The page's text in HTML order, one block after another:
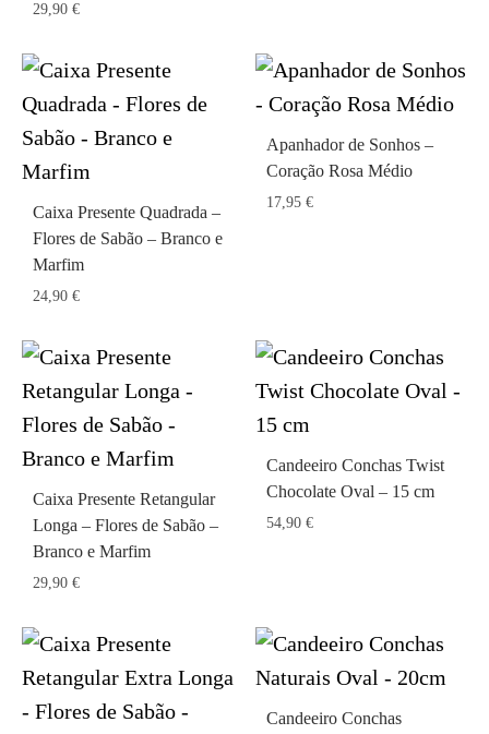
29,90 €
Caixa Presente Quadrada –
Flores de Sabão – Branco e
Marfim
24,90 €
Apanhador de Sonhos –
Coração Rosa Médio
17,95 €
Caixa Presente Retangular
Longa – Flores de Sabão –
Branco e Marfim
29,90 €
Candeeiro Conchas Twist
Chocolate Oval – 15 cm
54,90 €
Candeeiro Conchas